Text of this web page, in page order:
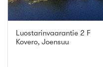
Luostarinvaarantie 2 F
Kovero, Joensuu